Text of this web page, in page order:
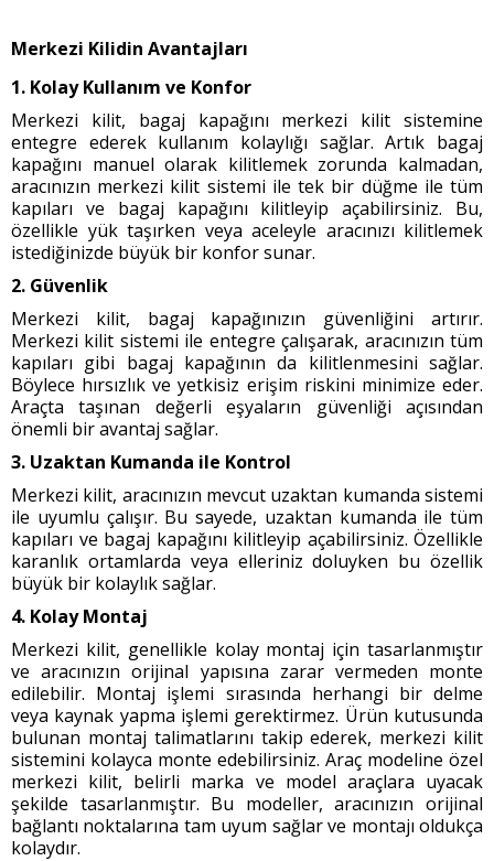
Merkezi Kilidin Avantajları
1. Kolay Kullanım ve Konfor
Merkezi kilit, bagaj kapağını merkezi kilit sistemine
entegre ederek kullanım kolaylığı sağlar. Artık bagaj
kapağını manuel olarak kilitlemek zorunda kalmadan,
aracınızın merkezi kilit sistemi ile tek bir düğme ile tüm
kapıları ve bagaj kapağını kilitleyip açabilirsiniz. Bu,
özellikle yük taşırken veya aceleyle aracınızı kilitlemek
istediğinizde büyük bir konfor sunar.
2. Güvenlik
Merkezi kilit, bagaj kapağınızın güvenliğini artırır.
Merkezi kilit sistemi ile entegre çalışarak, aracınızın tüm
kapıları gibi bagaj kapağının da kilitlenmesini sağlar.
Böylece hırsızlık ve yetkisiz erişim riskini minimize eder.
Araçta taşınan değerli eşyaların güvenliği açısından
önemli bir avantaj sağlar.
3. Uzaktan Kumanda ile Kontrol
Merkezi kilit, aracınızın mevcut uzaktan kumanda sistemi
ile uyumlu çalışır. Bu sayede, uzaktan kumanda ile tüm
kapıları ve bagaj kapağını kilitleyip açabilirsiniz. Özellikle
karanlık ortamlarda veya elleriniz doluyken bu özellik
büyük bir kolaylık sağlar.
4. Kolay Montaj
Merkezi kilit, genellikle kolay montaj için tasarlanmıştır
ve aracınızın orijinal yapısına zarar vermeden monte
edilebilir. Montaj işlemi sırasında herhangi bir delme
veya kaynak yapma işlemi gerektirmez. Ürün kutusunda
bulunan montaj talimatlarını takip ederek, merkezi kilit
sistemini kolayca monte edebilirsiniz. Araç modeline özel
merkezi kilit, belirli marka ve model araçlara uyacak
şekilde tasarlanmıştır. Bu modeller, aracınızın orijinal
bağlantı noktalarına tam uyum sağlar ve montajı oldukça
kolaydır.